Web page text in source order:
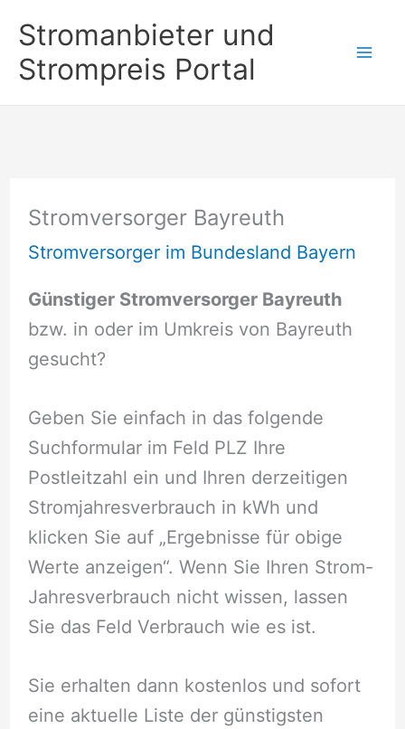
Inhalt
springen
Stromanbieter und
Strompreis Portal
Stromversorger Bayreuth
Stromversorger im Bundesland Bayern
Günstiger Stromversorger Bayreuth
bzw. in oder im Umkreis von Bayreuth
gesucht?
Geben Sie einfach in das folgende
Suchformular im Feld PLZ Ihre
Postleitzahl ein und Ihren derzeitigen
Stromjahresverbrauch in kWh und
klicken Sie auf „Ergebnisse für obige
Werte anzeigen“. Wenn Sie Ihren Strom-
Jahresverbrauch nicht wissen, lassen
Sie das Feld Verbrauch wie es ist.
Sie erhalten dann kostenlos und sofort
eine aktuelle Liste der günstigsten